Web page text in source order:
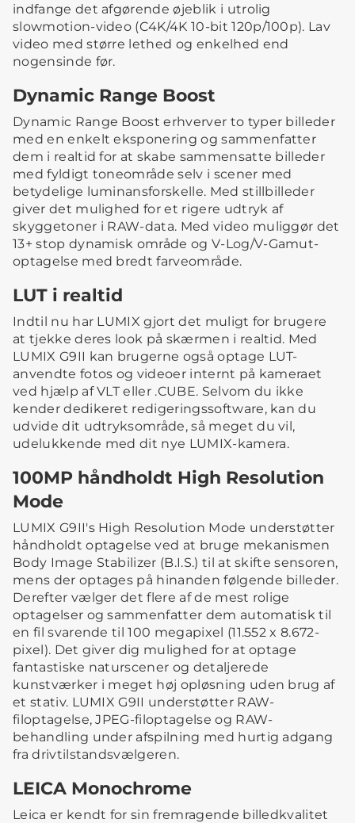
indfange det afgørende øjeblik i utrolig
slowmotion-video (C4K/4K 10-bit 120p/100p). Lav
video med større lethed og enkelhed end
nogensinde før.
Dynamic Range Boost
Dynamic Range Boost erhverver to typer billeder
med en enkelt eksponering og sammenfatter
dem i realtid for at skabe sammensatte billeder
med fyldigt toneområde selv i scener med
betydelige luminansforskelle. Med stillbilleder
giver det mulighed for et rigere udtryk af
skyggetoner i RAW-data. Med video muliggør det
13+ stop dynamisk område og V-Log/V-Gamut-
optagelse med bredt farveområde.
LUT i realtid
Indtil nu har LUMIX gjort det muligt for brugere
at tjekke deres look på skærmen i realtid. Med
LUMIX G9II kan brugerne også optage LUT-
anvendte fotos og videoer internt på kameraet
ved hjælp af VLT eller .CUBE. Selvom du ikke
kender dedikeret redigeringssoftware, kan du
udvide dit udtryksområde, så meget du vil,
udelukkende med dit nye LUMIX-kamera.
100MP håndholdt High Resolution
Mode
LUMIX G9II's High Resolution Mode understøtter
håndholdt optagelse ved at bruge mekanismen
Body Image Stabilizer (B.I.S.) til at skifte sensoren,
mens der optages på hinanden følgende billeder.
Derefter vælger det flere af de mest rolige
optagelser og sammenfatter dem automatisk til
en fil svarende til 100 megapixel (11.552 x 8.672-
pixel). Det giver dig mulighed for at optage
fantastiske naturscener og detaljerede
kunstværker i meget høj opløsning uden brug af
et stativ. LUMIX G9II understøtter RAW-
filoptagelse, JPEG-filoptagelse og RAW-
behandling under afspilning med hurtig adgang
fra drivtilstandsvælgeren.
LEICA Monochrome
Leica er kendt for sin fremragende billedkvalitet